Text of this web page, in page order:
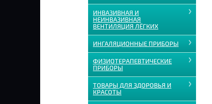
ИНВАЗИВНАЯ И
НЕИНВАЗИВНАЯ
ВЕНТИЛЯЦИЯ ЛЁГКИХ
ИНГАЛЯЦИОННЫЕ ПРИБОРЫ
ФИЗИОТЕРАПЕВТИЧЕСКИЕ
ПРИБОРЫ
ТОВАРЫ ДЛЯ ЗДОРОВЬЯ И
КРАСОТЫ